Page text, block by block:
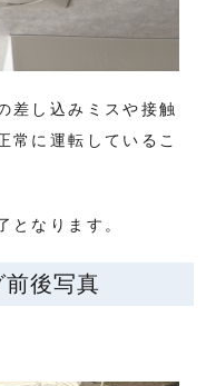
差し込みミスや接触
常に運転しているこ
となります。
前後写真